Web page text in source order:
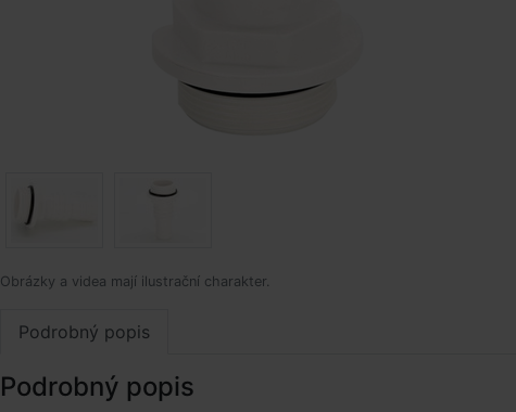
Obrázky a videa mají ilustrační charakter.
Podrobný popis
Podrobný popis